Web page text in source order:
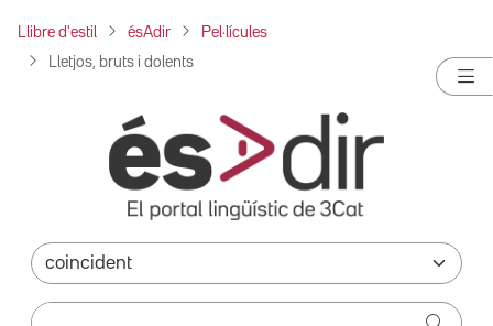
Llibre d'estil ésAdir Pel·lícules
Lletjos, bruts i dolents